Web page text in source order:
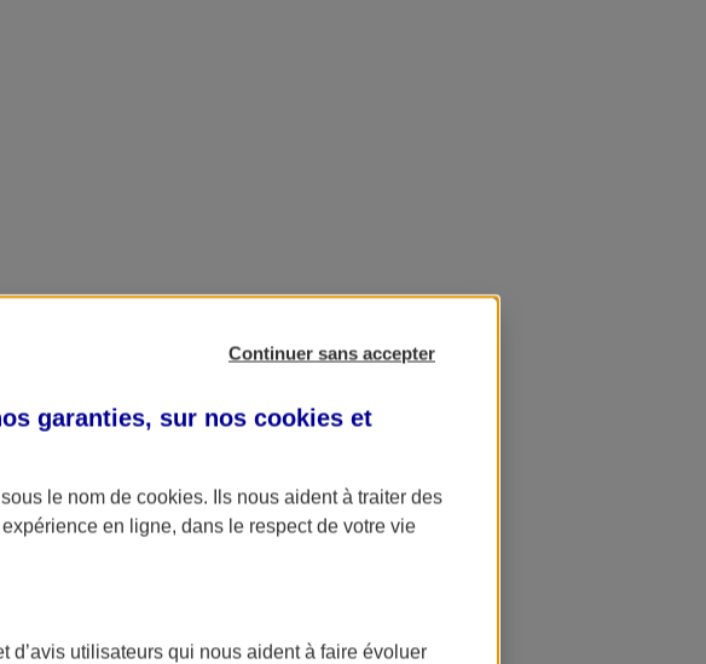
Continuer sans accepter
garanties, sur nos cookies et
le nom de cookies. Ils nous aident à traiter des
en ligne, dans le respect de votre vie
d’avis utilisateurs qui nous aident à faire évoluer